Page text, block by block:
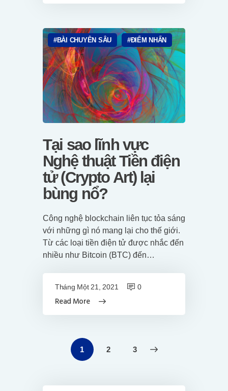
BÀI CHUYÊN SÂU ĐIỂM NHẤN
Tại sao lĩnh vực
Nghệ thuật Tiền điện
tử (Crypto Art) lại
bùng nổ?
Công nghệ blockchain liên tục tỏa sáng
với những gì nó mang lại cho thế giới.
Từ các loại tiền điện tử được nhắc đến
nhiều như Bitcoin (BTC) đến…
Read More
Tháng Một 21, 2021 0
Điều
hướng
PAGE
1 PAGE
2 PAGE
3